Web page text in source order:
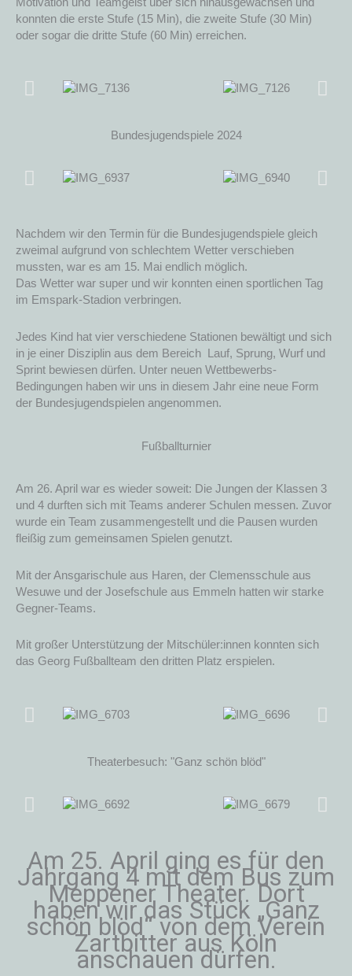
konnten die erste Stufe (15 Min), die zweite Stufe (30 Min)
oder sogar die dritte Stufe (60 Min) erreichen.
Bundesjugendspiele 2024
Nachdem wir den Termin für die Bundesjugendspiele gleich
zweimal aufgrund von schlechtem Wetter verschieben
mussten, war es am 15. Mai endlich möglich.
Das Wetter war super und wir konnten einen sportlichen Tag
im Emspark-Stadion verbringen.
Jedes Kind hat vier verschiedene Stationen bewältigt und sich
in je einer Disziplin aus dem Bereich Lauf, Sprung, Wurf und
Sprint bewiesen dürfen. Unter neuen Wettbewerbs-
Bedingungen haben wir uns in diesem Jahr eine neue Form
der Bundesjugendspielen angenommen.
Fußballturnier
Am 26. April war es wieder soweit: Die Jungen der Klassen 3
und 4 durften sich mit Teams anderer Schulen messen. Zuvor
wurde ein Team zusammengestellt und die Pausen wurden
fleißig zum gemeinsamen Spielen genutzt.
Mit der Ansgarischule aus Haren, der Clemensschule aus
Wesuwe und der Josefschule aus Emmeln hatten wir starke
Gegner-Teams.
Mit großer Unterstützung der Mitschüler:innen konnten sich
das Georg Fußballteam den dritten Platz erspielen.
Theaterbesuch: "Ganz schön blöd"
Am 25. April ging es für den
Jahrgang 4 mit dem Bus zum
Meppener Theater. Dort
haben wir das Stück „Ganz
schön blöd“ von dem Verein
Zartbitter aus Köln
anschauen dürfen.